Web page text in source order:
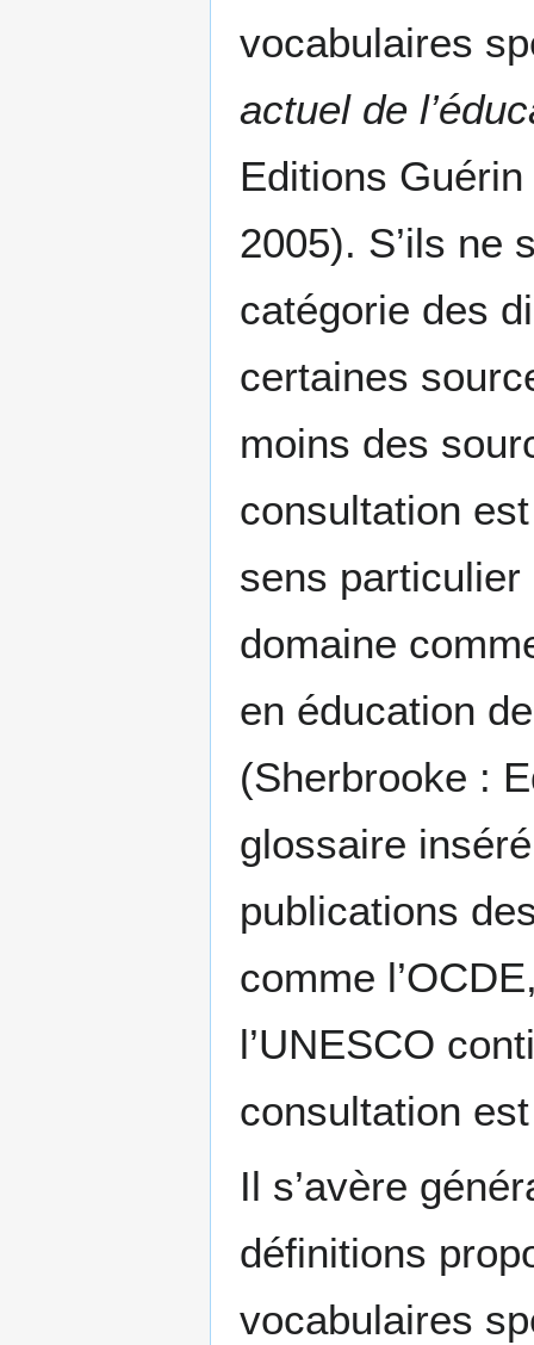
vocabulaires
actuel de
Editions
2005). S’ils ne
catégorie des
certaines
moins des
consultation
sens
domaine
en éducation
(Sherbrooke :
glossaire
publications
comme
l’UNESCO
consultation
Il s’avère
définitions
vocabulaires